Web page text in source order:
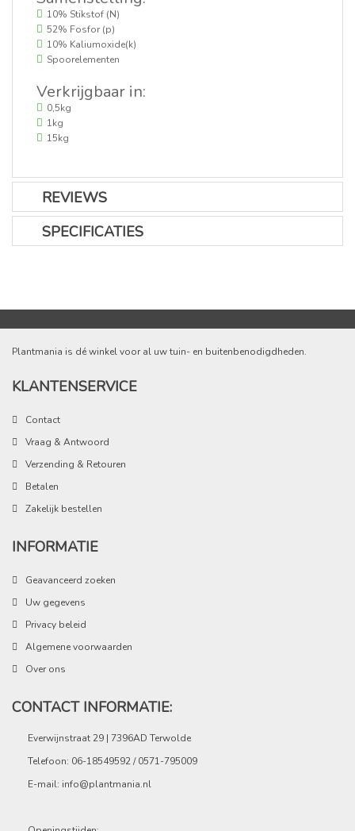
10% Stikstof (N)
52% Fosfor (p)
10% Kaliumoxide(k)
Spoorelementen
Verkrijgbaar in:
0,5kg
1kg
15kg
REVIEWS
SPECIFICATIES
Plantmania is dé winkel voor al uw tuin- en buitenbenodigdheden.
KLANTENSERVICE
Contact
Vraag & Antwoord
Verzending & Retouren
Betalen
Zakelijk bestellen
INFORMATIE
Geavanceerd zoeken
Uw gegevens
Privacy beleid
Algemene voorwaarden
Over ons
CONTACT INFORMATIE:
Everwijnstraat 29 | 7396AD Terwolde
Telefoon: 06-18549592 / 0571-795009
E-mail: info@plantmania.nl